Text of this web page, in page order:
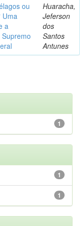
ou
Uma
a
Huaracha,
Jeferson
dos
Santos
Antunes
1
1
1